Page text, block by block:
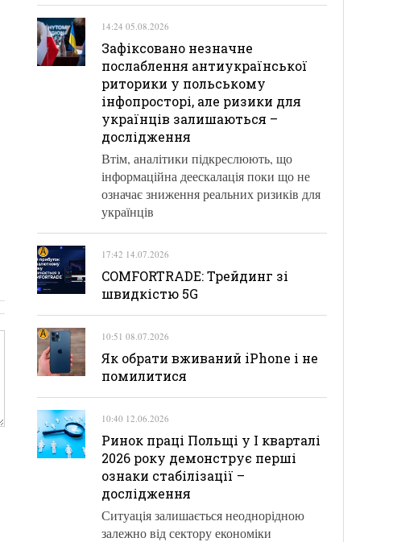
14:24 05.08.2026
Зафіксовано незначне
послаблення антиукраїнської
риторики у польському
інфопросторі, але ризики для
українців залишаються –
дослідження
Втім, аналітики підкреслюють, що
інформаційна деескалація поки що не
означає зниження реальних ризиків для
українців
17:42 14.07.2026
COMFORTRADE: Трейдинг зі
швидкістю 5G
10:51 08.07.2026
Як обрати вживаний iPhone і не
помилитися
10:40 12.06.2026
Ринок праці Польщі у І кварталі
2026 року демонструє перші
ознаки стабілізації –
дослідження
Ситуація залишається неоднорідною
залежно від сектору економіки